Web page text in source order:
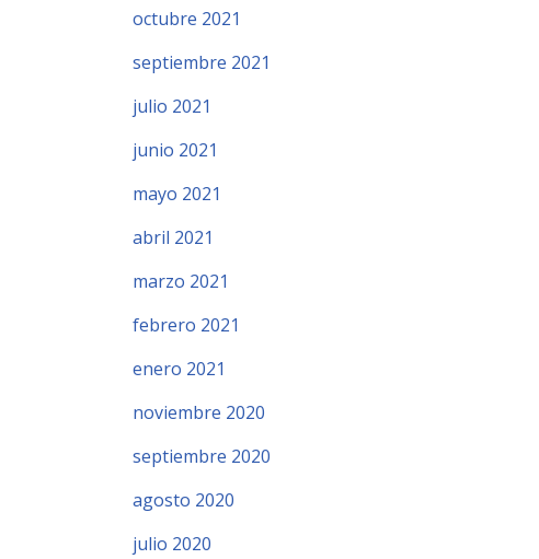
octubre 2021
septiembre 2021
julio 2021
junio 2021
mayo 2021
abril 2021
marzo 2021
febrero 2021
enero 2021
noviembre 2020
septiembre 2020
agosto 2020
julio 2020